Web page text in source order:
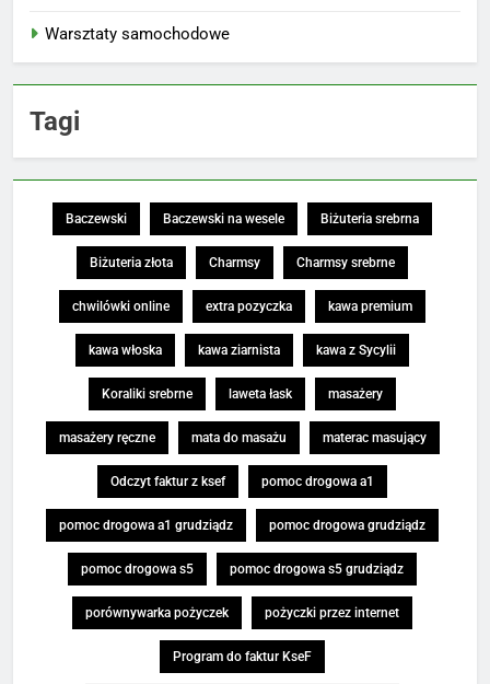
Warsztaty samochodowe
Tagi
Baczewski Baczewski na wesele Biżuteria srebrna
Biżuteria złota Charmsy Charmsy srebrne
chwilówki online extra pozyczka kawa premium
kawa włoska kawa ziarnista kawa z Sycylii
Koraliki srebrne laweta łask masażery
masażery ręczne mata do masażu materac masujący
Odczyt faktur z ksef pomoc drogowa a1
pomoc drogowa a1 grudziądz pomoc drogowa grudziądz
pomoc drogowa s5 pomoc drogowa s5 grudziądz
porównywarka pożyczek pożyczki przez internet
Program do faktur KseF